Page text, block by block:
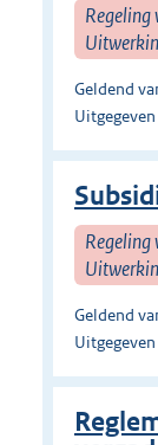
Geldend
Geldend